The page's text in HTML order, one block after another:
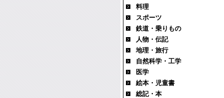
料理
スポーツ
鉄道・乗りもの
人物・伝記
地理・旅行
自然科学・工学
医学
絵本・児童書
総記・本